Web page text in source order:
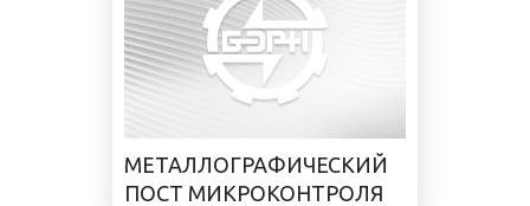
МЕТАЛЛОГРАФИЧЕСКИЙ
ПОСТ МИКРОКОНТРОЛЯ